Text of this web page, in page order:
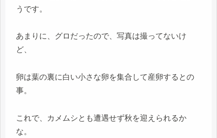
うです。
あまりに、グロだったので、写真は撮ってないけ
ど、
卵は葉の裏に白い小さな卵を集合して産卵するとの
事。
これで、カメムシとも遭遇せず秋を迎えられるか
な。